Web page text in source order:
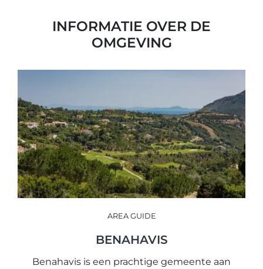
INFORMATIE OVER DE
OMGEVING
AREA GUIDE
BENAHAVIS
Benahavis is een prachtige gemeente aan